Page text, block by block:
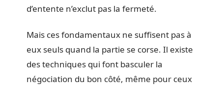
d’entente n’exclut pas la fermeté.
Mais ces fondamentaux ne suffisent pas à
eux seuls quand la partie se corse. Il existe
des techniques qui font basculer la
négociation du bon côté, même pour ceux